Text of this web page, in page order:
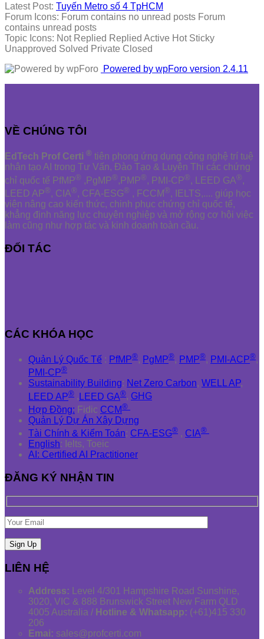
Latest Post: Tuyến Metro số 4 TpHCM
Forum Icons: Forum contains no unread posts Forum
contains unread posts
Topic Icons: Not Replied Replied Active Hot Sticky
Unapproved Solved Private Closed
Powered by wpForo version 2.4.11
VỀ CHÚNG TÔI
EdTech Prof Certi ® tiên phong ứng dụng công nghệ trí tuệ
nhân tạo AI trong Tư Vấn, Đào Tạo & Luyện Thi các chứng
chỉ quốc tế PfMP® ,PgMP®,PMP®, PMI-CP®, LEED GA®,
LEED AP®, CIA®, CFA-ESG® , FCCM®, IELTS,.... giúp học
viên nâng cao kiến thức, chinh phục chứng chỉ quốc tế,
khẳng định năng lực chuyên nghiệp và mở rộng cơ hội việc
làm cũng như hợp tác và kinh doanh toàn cầu.
ĐỐI TÁC
CÁC KHÓA HỌC
Quản Lý Quốc Tế : PfMP®, PgMP®, PMP®, PMI-ACP®,
PMI-CP®
Sustainability Building: Net Zero Carbon, WELL AP,
LEED AP® , LEED GA®, GHG
Hợp Đồng: Fidic CCM®
Quản Lý Dự Án Xây Dựng
Tài Chính & Kiểm Toán: CFA-ESG® , CIA®
English: Ielts, Toeic
AI: Certified AI Practitioner
ĐĂNG KÝ NHẬN TIN
LIÊN HỆ
Address: Level 4/301 Hampshire Road Sunshine,
3020, VIC & 888 Brunswick Street New Farm QLD
4005 Australia / Hotline & Whatsapp: (+61)415 330
206
Emai: sales@profcerti.com